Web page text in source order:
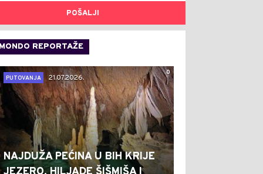
POŠALJI
MONDO REPORTAŽE
0
PUTOVANJA
21.07.2026.
NAJDUŽA PEĆINA U BIH KRIJE